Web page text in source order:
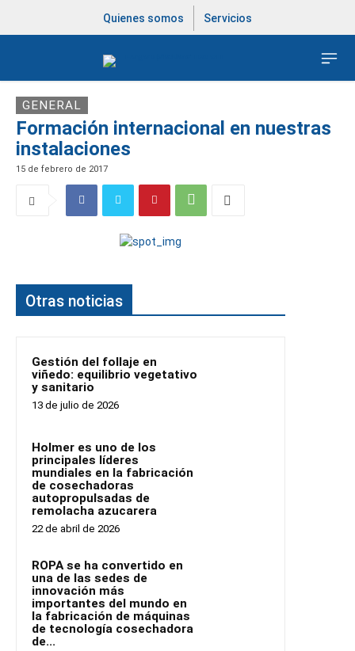
Quienes somos Servicios
GENERAL
Formación internacional en nuestras
instalaciones
15 de febrero de 2017
Otras noticias
Gestión del follaje en
viñedo: equilibrio vegetativo
y sanitario
13 de julio de 2026
Holmer es uno de los
principales líderes
mundiales en la fabricación
de cosechadoras
autopropulsadas de
remolacha azucarera
22 de abril de 2026
ROPA se ha convertido en
una de las sedes de
innovación más
importantes del mundo en
la fabricación de máquinas
de tecnología cosechadora
de...